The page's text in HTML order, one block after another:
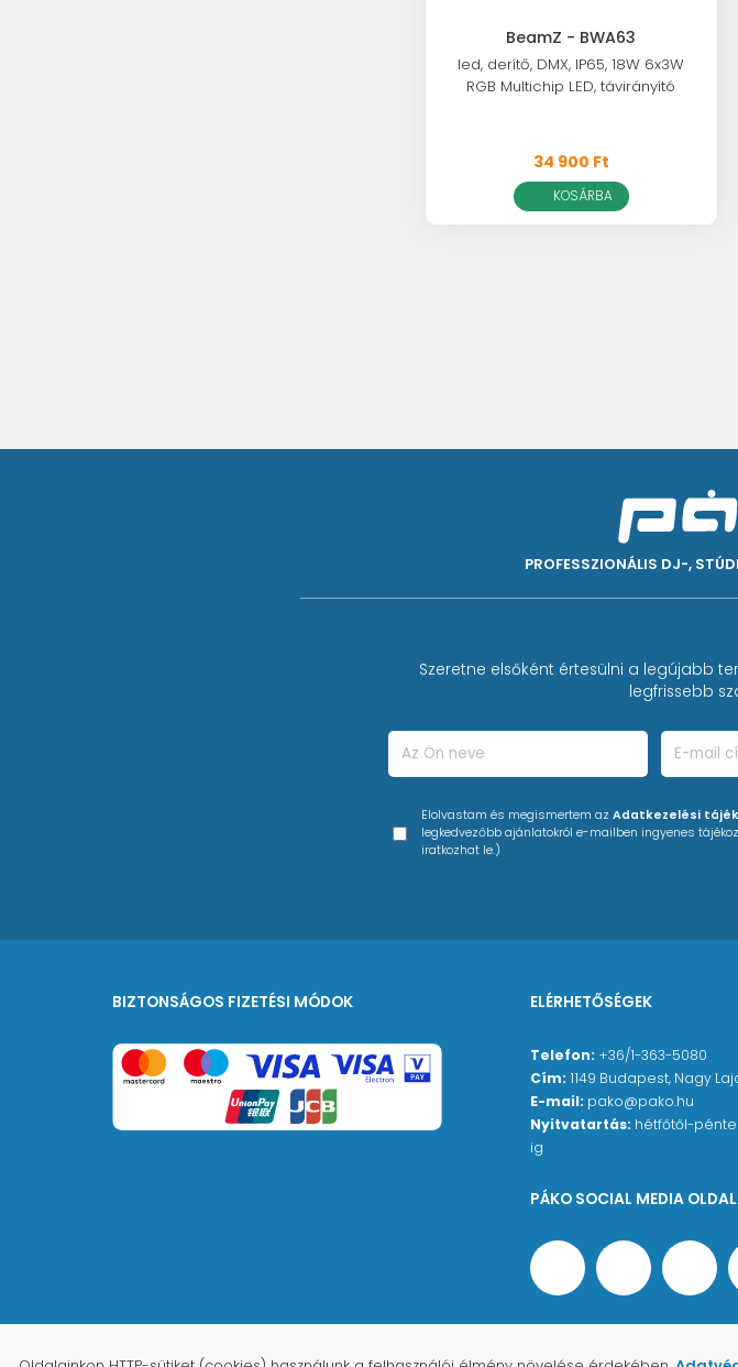
BeamZ - BWA63
led, derítő, DMX, IP65, 18W 6x3W
RGB Multichip LED, távirányító
34 900 Ft
KOSÁRBA
PROFESSZIONÁLIS DJ-,
Szeretne elsőként értesülni a legújabb
legfrissebb
Elolvastam és megismertem az Adatkezelési
legkedvezőbb ajánlatokról e-mailben ingyenes
iratkozhat le.)
BIZTONSÁGOS FIZETÉSI MÓDOK ELÉRHETŐSÉGEK
Telefon: +36/1-363-5080
Cím: 1149 Budapest, Nagy
E-mail: pako@pako.hu
Nyitvatartás: hétfőtől-
ig
PÁKO SOCIAL MEDIA